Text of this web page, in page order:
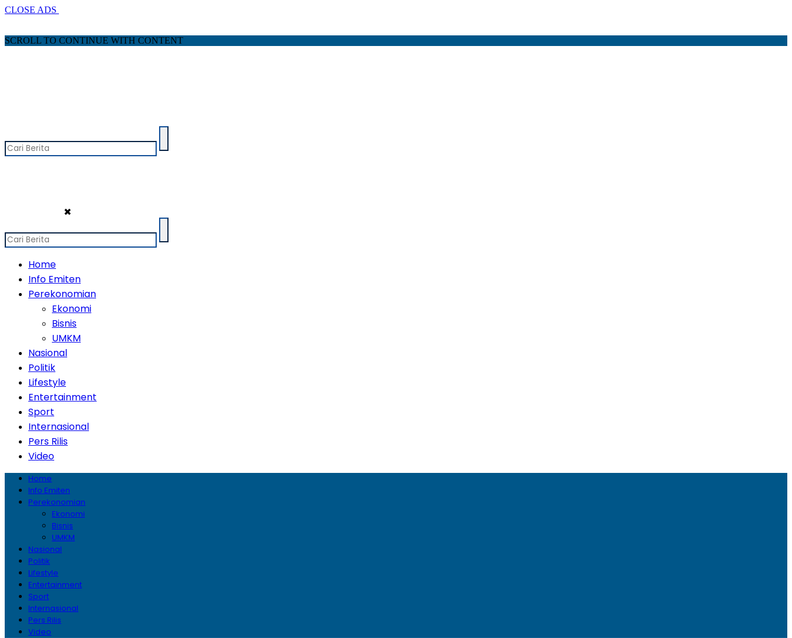
CLOSE ADS
SCROLL TO CONTINUE WITH CONTENT
✖
Home
Info Emiten
Perekonomian
Ekonomi
Bisnis
UMKM
Nasional
Politik
Lifestyle
Entertainment
Sport
Internasional
Pers Rilis
Video
Home
Info Emiten
Perekonomian
Ekonomi
Bisnis
UMKM
Nasional
Politik
Lifestyle
Entertainment
Sport
Internasional
Pers Rilis
Video